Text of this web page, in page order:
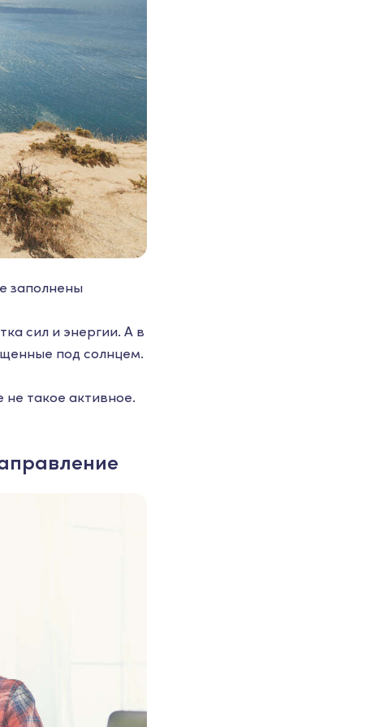
заполнены
сил и энергии. А в
под солнцем.
такое активное.